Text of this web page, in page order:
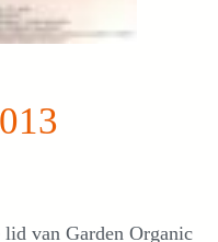
van Garden Organic